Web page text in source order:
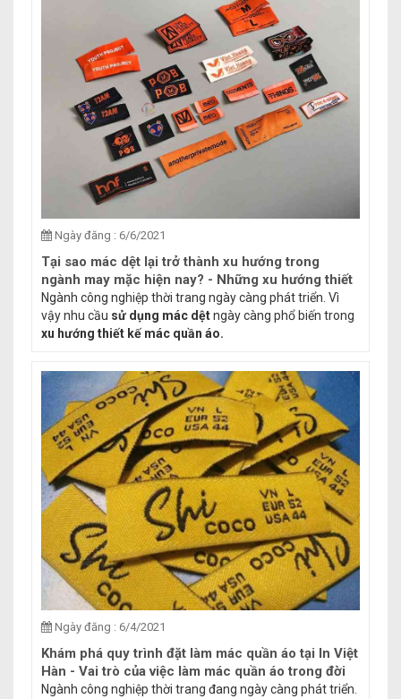
Ngày đăng : 6/6/2021
Tại sao mác dệt lại trở thành xu hướng trong
ngành may mặc hiện nay? - Những xu hướng thiết
kế mác quần áo phổ biến hiện nay
Ngành công nghiệp thời trang ngày càng phát triển. Vì
vậy nhu cầu sử dụng mác dệtngày càng phổ biến trong
xu hướng thiết kế mác quần áo.
Ngày đăng : 6/4/2021
Khám phá quy trình đặt làm mác quần áo tại In Việt
Hàn - Vai trò của việc làm mác quần áo trong đời
sống
Ngành công nghiệp thời trang đang ngày càng phát triển.